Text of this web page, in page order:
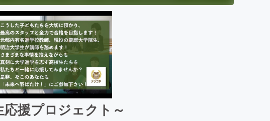
援プロジェクト～